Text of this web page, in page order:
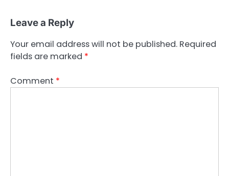
Leave a Reply
Your email address will not be published. Required
fields are marked *
Comment *